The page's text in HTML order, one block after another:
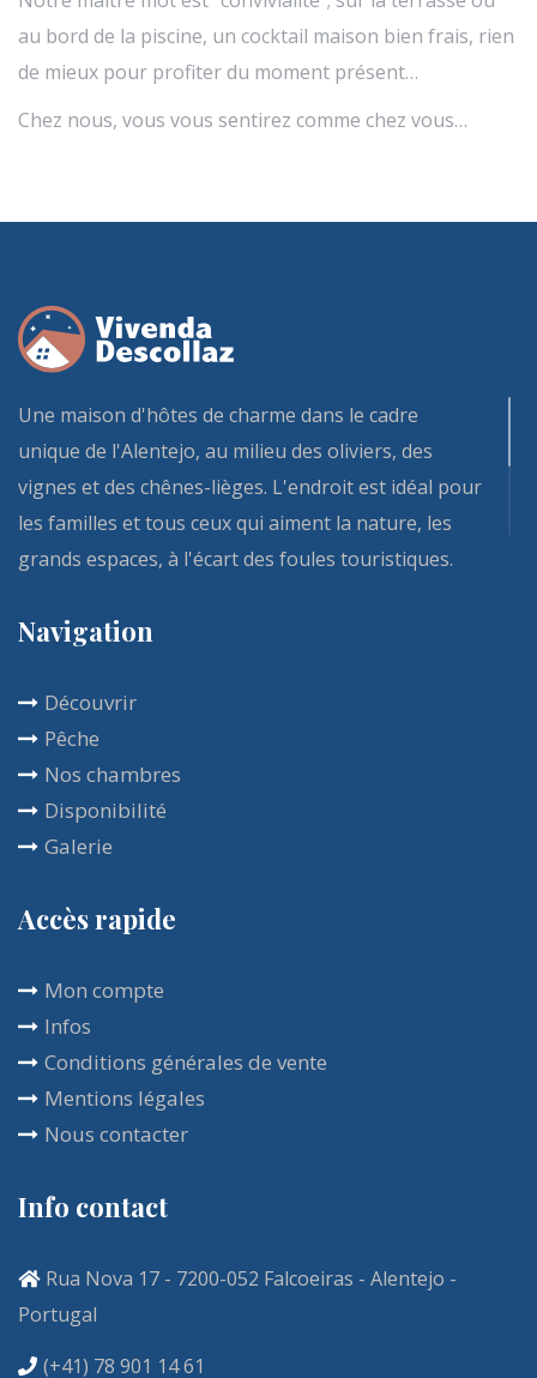
au bord de la piscine, un cocktail maison bien frais, rien
de mieux pour profiter du moment présent…
Chez nous, vous vous sentirez comme chez vous…
Une maison d'hôtes de charme dans le cadre
unique de l'Alentejo, au milieu des oliviers, des
vignes et des chênes-lièges. L'endroit est idéal pour
les familles et tous ceux qui aiment la nature, les
grands espaces, à l'écart des foules touristiques.
notre Vivenda et ses chambres d'hôtes entièrement
calme et confort. Le copieux petit déjeuner est
inclus dans la location des chambres, et est
généralement servi sur la terrasse. Vous
savourerez cet endroit toute l'année avec une
multitude d'activités à votre disposition.
Navigation
Découvrir
Pêche
Nos chambres
Disponibilité
Galerie
Accès rapide
Mon compte
Infos
Conditions générales de vente
Mentions légales
Nous contacter
Info contact
Rua Nova 17 - 7200-052 Falcoeiras - Alentejo -
Portugal
(+41) 78 901 14 61